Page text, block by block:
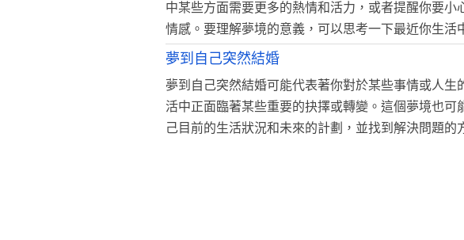
中某些方面需要更多的熱情和活力，或者提醒你要
情感。要理解夢境的意義，可以思考一下最近你生
夢到自己突然結婚
夢到自己突然結婚可能代表著你對於某些事情或人
活中正面臨著某些重要的抉擇或轉變。這個夢境也
己目前的生活狀況和未來的計劃，並找到解決問題的